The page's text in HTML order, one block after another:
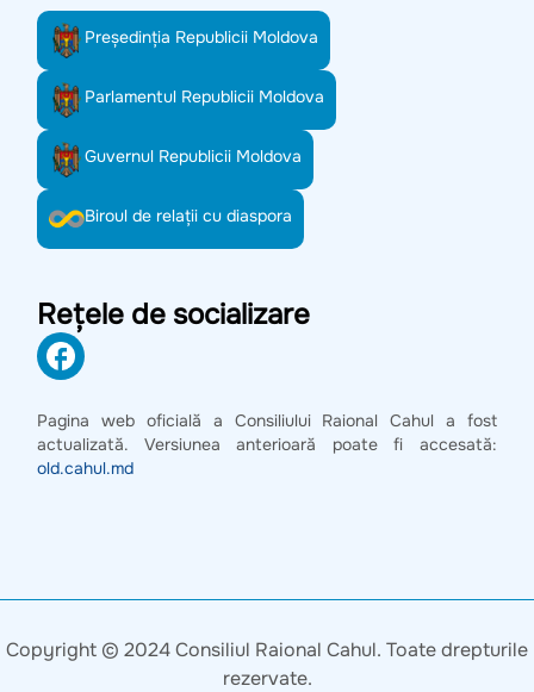
Preşedinţia Republicii Moldova
Parlamentul Republicii Moldova
Guvernul Republicii Moldova
Biroul de relații cu diaspora
Rețele de socializare
Pagina web oficială a Consiliului Raional Cahul a fost
actualizată. Versiunea anterioară poate fi accesată:
old.cahul.md
Copyright © 2024 Consiliul Raional Cahul. Toate drepturile
rezervate.